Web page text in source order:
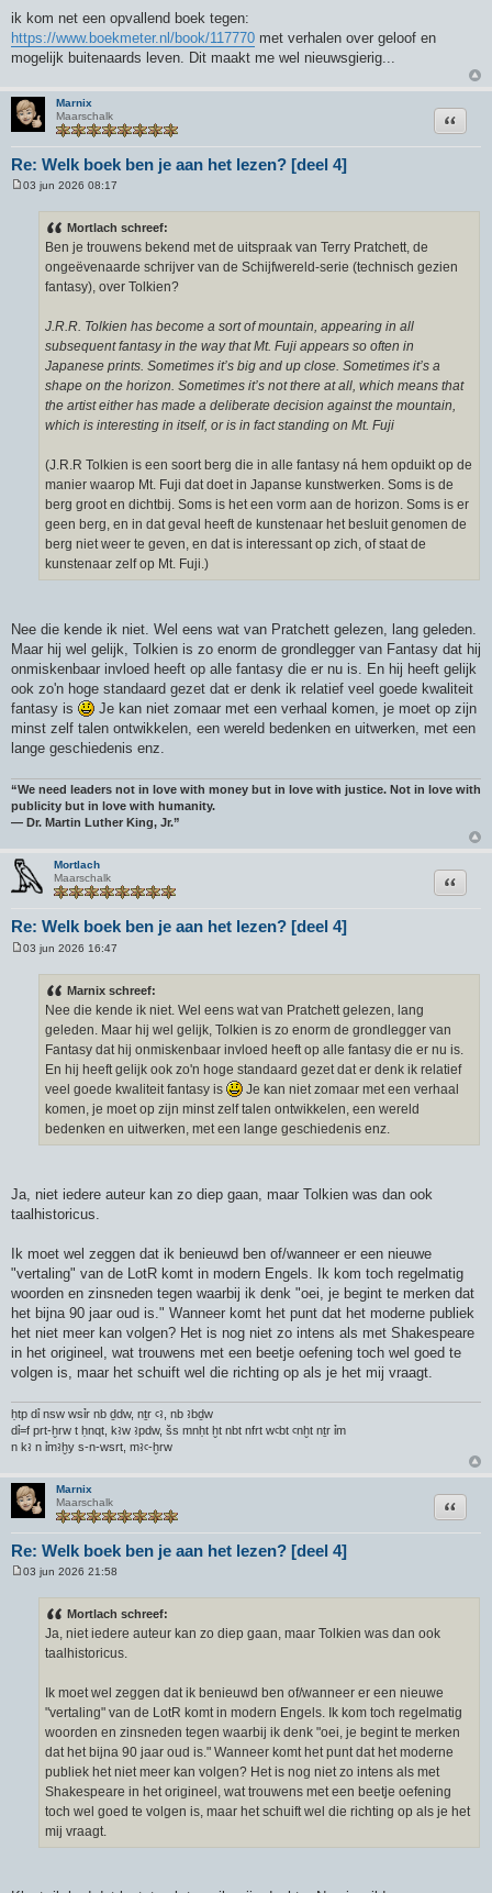
e
i
h
ik kom net een opvallend boek tegen:
https://www.boekmeter.nl/book/117770 met verhalen over geloof en
mogelijk buitenaards leven. Dit maakt me wel nieuwsgierig...
Marnix
Maarschalk
Re: Welk boek ben je aan het lezen? [deel 4]
Citeer
03 jun 2026 08:17
Mortlach schreef:
Ben je trouwens bekend met de uitspraak van Terry Pratchett, de
ongeëvenaarde schrijver van de Schijfwereld-serie (technisch gezien
fantasy), over Tolkien?
J.R.R. Tolkien has become a sort of mountain, appearing in all
subsequent fantasy in the way that Mt. Fuji appears so often in
Japanese prints. Sometimes it’s big and up close. Sometimes it’s a
shape on the horizon. Sometimes it’s not there at all, which means that
the artist either has made a deliberate decision against the mountain,
which is interesting in itself, or is in fact standing on Mt. Fuji
(J.R.R Tolkien is een soort berg die in alle fantasy ná hem opduikt op de
manier waarop Mt. Fuji dat doet in Japanse kunstwerken. Soms is de
berg groot en dichtbij. Soms is het een vorm aan de horizon. Soms is er
geen berg, en in dat geval heeft de kunstenaar het besluit genomen de
berg niet weer te geven, en dat is interessant op zich, of staat de
kunstenaar zelf op Mt. Fuji.)
Nee die kende ik niet. Wel eens wat van Pratchett gelezen, lang geleden.
Maar hij wel gelijk, Tolkien is zo enorm de grondlegger van Fantasy dat hij
onmiskenbaar invloed heeft op alle fantasy die er nu is. En hij heeft gelijk
ook zo'n hoge standaard gezet dat er denk ik relatief veel goede kwaliteit
fantasy is
Je kan niet zomaar met een verhaal komen, je moet op zijn
minst zelf talen ontwikkelen, een wereld bedenken en uitwerken, met een
lange geschiedenis enz.
“We need leaders not in love with money but in love with justice. Not in love with
publicity but in love with humanity.
― Dr. Martin Luther King, Jr.”
Mortlach
Maarschalk
Re: Welk boek ben je aan het lezen? [deel 4]
Citeer
03 jun 2026 16:47
Marnix schreef:
Nee die kende ik niet. Wel eens wat van Pratchett gelezen, lang
geleden. Maar hij wel gelijk, Tolkien is zo enorm de grondlegger van
Fantasy dat hij onmiskenbaar invloed heeft op alle fantasy die er nu is.
En hij heeft gelijk ook zo'n hoge standaard gezet dat er denk ik relatief
veel goede kwaliteit fantasy is
Je kan niet zomaar met een verhaal
komen, je moet op zijn minst zelf talen ontwikkelen, een wereld
bedenken en uitwerken, met een lange geschiedenis enz.
Ja, niet iedere auteur kan zo diep gaan, maar Tolkien was dan ook
taalhistoricus.
Ik moet wel zeggen dat ik benieuwd ben of/wanneer er een nieuwe
"vertaling" van de LotR komt in modern Engels. Ik kom toch regelmatig
woorden en zinsneden tegen waarbij ik denk "oei, je begint te merken dat
het bijna 90 jaar oud is." Wanneer komt het punt dat het moderne publiek
het niet meer kan volgen? Het is nog niet zo intens als met Shakespeare
in het origineel, wat trouwens met een beetje oefening toch wel goed te
volgen is, maar het schuift wel die richting op als je het mij vraagt.
ḥtp dỉ nsw wsỉr nb ḏdw, nṯr ꜥꜣ, nb ꜣbḏw
dỉ=f prt-ḫrw t ḥnqt, kꜣw ꜣpdw, šs mnḥt ḫt nbt nfrt wꜥbt ꜥnḫt nṯr ỉm
n kꜣ n ỉmꜣḫy s-n-wsrt, mꜣꜥ-ḫrw
Marnix
Maarschalk
Re: Welk boek ben je aan het lezen? [deel 4]
Citeer
03 jun 2026 21:58
Mortlach schreef:
Ja, niet iedere auteur kan zo diep gaan, maar Tolkien was dan ook
taalhistoricus.
Ik moet wel zeggen dat ik benieuwd ben of/wanneer er een nieuwe
"vertaling" van de LotR komt in modern Engels. Ik kom toch regelmatig
woorden en zinsneden tegen waarbij ik denk "oei, je begint te merken
dat het bijna 90 jaar oud is." Wanneer komt het punt dat het moderne
publiek het niet meer kan volgen? Het is nog niet zo intens als met
Shakespeare in het origineel, wat trouwens met een beetje oefening
toch wel goed te volgen is, maar het schuift wel die richting op als je het
mij vraagt.